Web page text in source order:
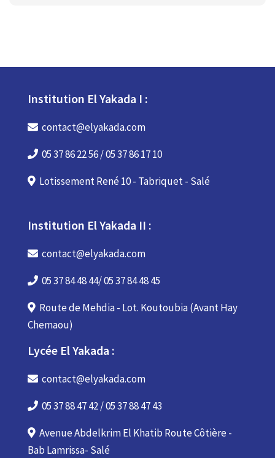
Institution El Yakada I :
contact@elyakada.com
05 37 86 22 56 / 05 37 86 17 10
Lotissement René 10 - Tabriquet - Salé
Institution El Yakada II :
contact@elyakada.com
05 37 84 48 44/ 05 37 84 48 45
Route de Mehdia - Lot. Koutoubia (Avant Hay
Chemaou)
Lycée El Yakada :
contact@elyakada.com
05 37 88 47 42 / 05 37 88 47 43
Avenue Abdelkrim El Khatib Route Côtière -
Bab Lamrissa- Salé